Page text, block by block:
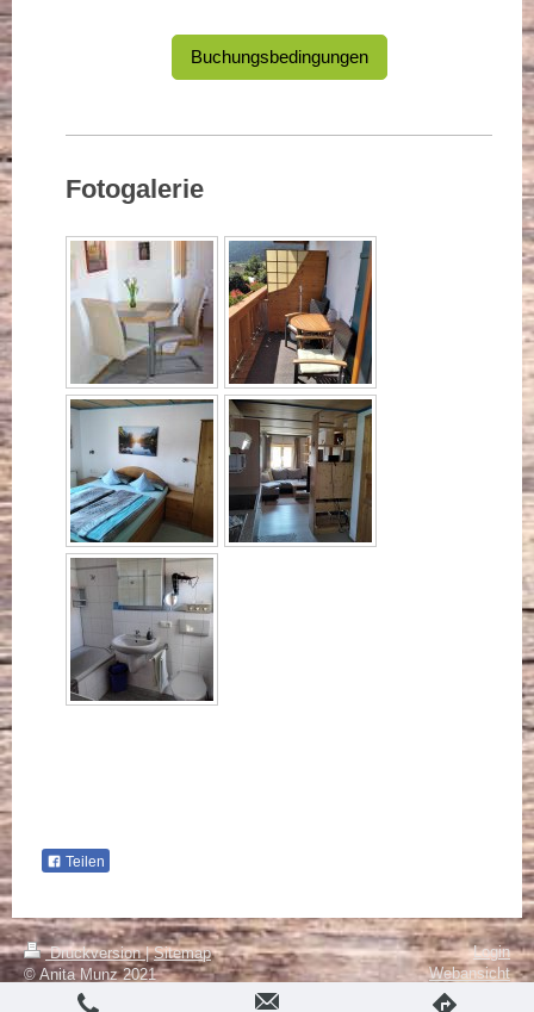
Buchungsbedingungen
Fotogalerie
Teilen
Druckversion| Sitemap
© Anita Munz 2021
Login
Webansicht